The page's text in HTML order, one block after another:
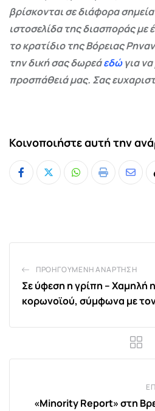
βρίσκονται σε διάφορα
ιστοσελίδα της διασποράς με
το κρατίδιο της Βόρειας
την δική σας δωρεάεδώγια
προσπάθειά μας. Σας
Κοινοποιήστε αυτή την
Whatsapp
Print
ΠΡΟΗΓΟΎΜΕΝΗ ΑΝΆΡΤΗΣΗ
Σε ύφεση η γρίπη – Χαμηλή
κορωνοϊού, σύμφωνα με
«Minority Report» στη